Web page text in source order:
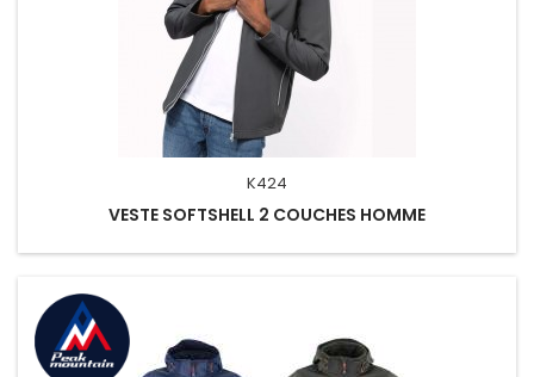
K424
VESTE SOFTSHELL 2 COUCHES HOMME